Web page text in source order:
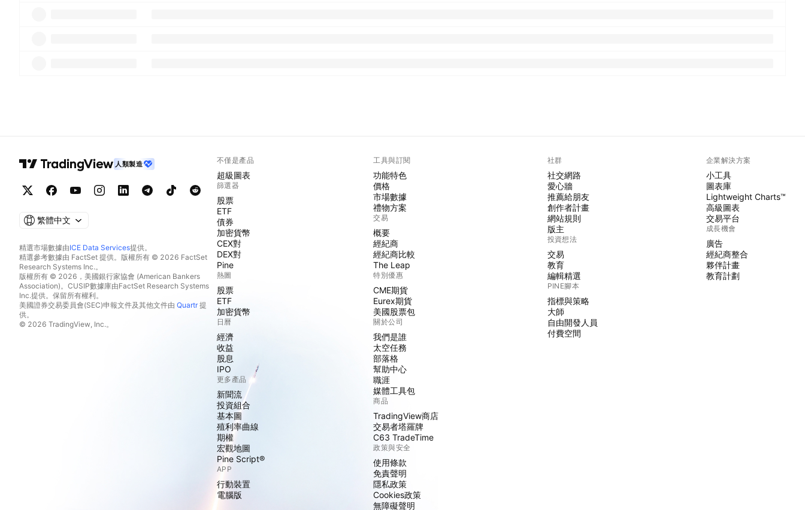
人類製造
繁體中文
精選市場數據由ICE Data Services提供。
精選參考數據由 FactSet 提供。版權所有 © 2026 FactSet
Research Systems Inc.。
版權所有 © 2026，美國銀行家協會 (American Bankers
Association)。CUSIP數據庫由FactSet Research Systems
Inc.提供。保留所有權利。
美國證券交易委員會(SEC)申報文件及其他文件由 Quartr提
供。
© 2026 TradingView, Inc.。
不僅是產品
超級圖表
篩選器
股票
ETF
債券
加密貨幣
CEX對
DEX對
Pine
熱圖
股票
ETF
加密貨幣
日曆
經濟
收益
股息
IPO
更多產品
新聞流
投資組合
基本圖
殖利率曲線
期權
宏觀地圖
Pine Script®
APP
行動裝置
電腦版
工具與訂閱
功能特色
價格
市場數據
禮物方案
交易
概要
經紀商
經紀商比較
The Leap
特別優惠
CME期貨
Eurex期貨
美國股票包
關於公司
我們是誰
太空任務
部落格
幫助中心
職涯
媒體工具包
商品
TradingView商店
交易者塔羅牌
C63 TradeTime
政策與安全
使用條款
免責聲明
隱私政策
Cookies政策
無障礙聲明
社群
社交網路
愛心牆
推薦給朋友
創作者計畫
網站規則
版主
投資想法
交易
教育
編輯精選
PINE腳本
指標與策略
大師
自由開發人員
付費空間
企業解決方案
小工具
圖表庫
Lightweight Charts™
高級圖表
交易平台
成長機會
廣告
經紀商整合
夥伴計畫
教育計劃